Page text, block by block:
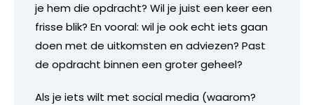
je hem die opdracht? Wil je juist een keer een
frisse blik? En vooral: wil je ook echt iets gaan
doen met de uitkomsten en adviezen? Past
de opdracht binnen een groter geheel?
Als je iets wilt met social media (waarom?